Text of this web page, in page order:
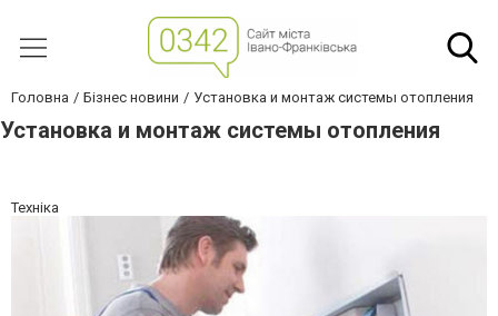
Головна Бізнес новини Установка и монтаж системы отопления
Установка и монтаж системы отопления
Техніка